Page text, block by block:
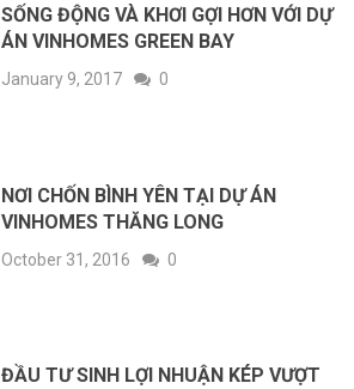
SỐNG ĐỘNG VÀ KHƠI GỢI HƠN VỚI DỰ
ÁN VINHOMES GREEN BAY
January 9, 2017 0
NƠI CHỐN BÌNH YÊN TẠI DỰ ÁN
VINHOMES THĂNG LONG
October 31, 2016 0
ĐẦU TƯ SINH LỢI NHUẬN KÉP VƯỢT